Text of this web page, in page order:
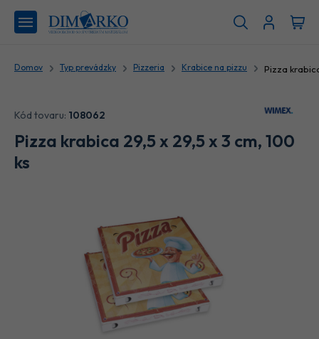
Domov Typ prevádzky Pizzeria Krabice na pizzu
Pizza krabica 29,5 x 29,5 x 3 cm, 100
ks
Kód tovaru: 108062